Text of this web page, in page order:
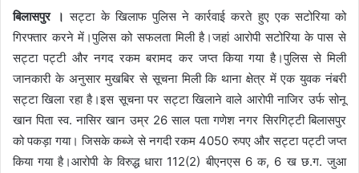
बिलासपुर । सट्टा के खिलाफ पुलिस ने कार्रवाई करते हुए एक सटोरिया को
गिरफ्तार करने में।पुलिस को सफलता मिली है।जहां आरोपी सटोरिया के पास से
सट्टा पट्टी और नगद रकम बरामद कर जप्त किया गया है।पुलिस से मिली
जानकारी के अनुसार मुखबिर से सूचना मिली कि थाना क्षेत्र में एक युवक नंबरी
सट्टा खिला रहा है।इस सूचना पर सट्टा खिलाने वाले आरोपी नाजिर उर्फ सोनू
खान पिता स्व. नासिर खान उम्र 26 साल पता गणेश नगर सिरगिट्टी बिलासपुर
को पकड़ा गया। जिसके कब्जे से नगदी रकम 4050 रुपए और सट्टा पट्टी जप्त
किया गया है।आरोपी के विरुद्ध धारा 112(2) बीएनएस 6 क, 6 ख छ.ग. जुआ